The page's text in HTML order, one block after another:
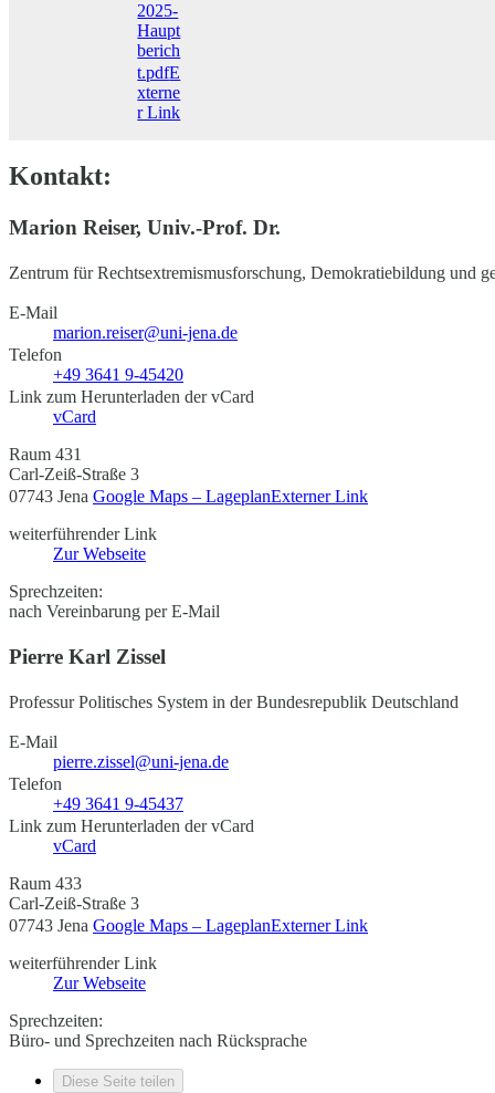
2025-
Haupt
berich
t.pdfE
xterne
r Link
Kontakt:
Marion Reiser, Univ.-Prof. Dr.
Zentrum für Rechtsextremismusforschung, Demokratiebildung und
E-Mail
marion.reiser@uni-jena.de
Telefon
+49 3641 9-45420
Link zum Herunterladen der vCard
vCard
Raum 431
Carl-Zeiß-Straße 3
07743 Jena Google Maps – LageplanExterner Link
weiterführender Link
Zur Webseite
Sprechzeiten:
nach Vereinbarung per E-Mail
Pierre Karl Zissel
Professur Politisches System in der Bundesrepublik Deutschland
E-Mail
pierre.zissel@uni-jena.de
Telefon
+49 3641 9-45437
Link zum Herunterladen der vCard
vCard
Raum 433
Carl-Zeiß-Straße 3
07743 Jena Google Maps – LageplanExterner Link
weiterführender Link
Zur Webseite
Sprechzeiten:
Büro- und Sprechzeiten nach Rücksprache
Diese Seite teilen